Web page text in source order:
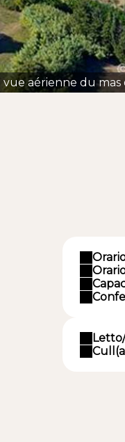
vue aérienne du mas